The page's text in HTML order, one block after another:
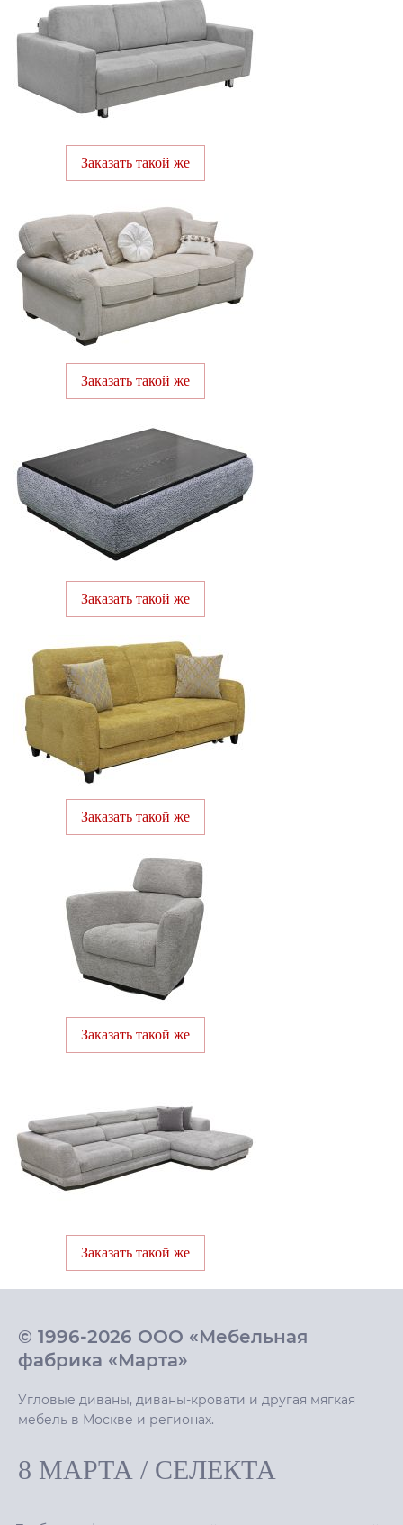
Заказать такой же
Заказать такой же
Заказать такой же
Заказать такой же
Заказать такой же
Заказать такой же
© 1996-2026 ООО «Мебельная
фабрика «Марта»
Угловые диваны, диваны-кровати и другая мягкая
мебель в Москве и регионах.
8 МАРТА / СЕЛЕКТА